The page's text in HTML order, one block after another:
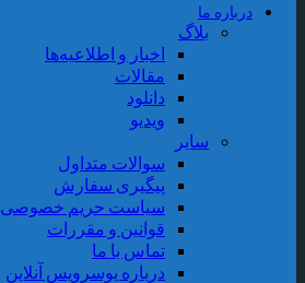
درباره ما
بلاگ
اخبار و اطلاعیه‌ها
مقالات
دانلود
ویدیو
سایر
سوالات متداول
پیگیری سفارش
سیاست حریم خصوصی
قوانین و مقررات
تماس با ما
درباره یوسرویس آنلاین